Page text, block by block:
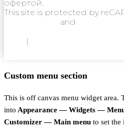
офертой.
This site is protected by
and
|
Custom menu section
This is off canvas menu widget area.
into Appearance — Widgets —
Customizer — Main menu to set the